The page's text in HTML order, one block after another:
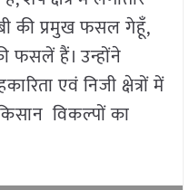
की प्रमुख फसल गेहूँ,
फसलें हैं। उन्होंने
एवं निजी क्षेत्रों में
विकल्पों का